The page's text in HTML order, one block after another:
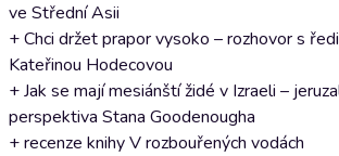
ve Střední Asii
+ Chci držet prapor vysoko – rozhovor s
Kateřinou Hodecovou
+ Jak se mají mesiánští židé v Izraeli –
perspektiva Stana Goodenougha
+ recenze knihy V rozbouřených vodách